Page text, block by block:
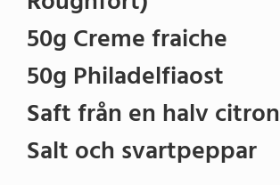
50g Creme fraiche
50g Philadelfiaost
Saft från en halv citron
Salt och svartpeppar